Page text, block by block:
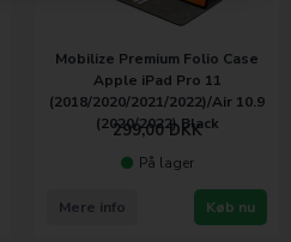
Mobilize Premium Folio Case
Apple iPad Pro 11
(2018/2020/2021/2022)/Air 10.9
(2020/2022) Black
299,00DKK
På lager
Køb nu
Mere info